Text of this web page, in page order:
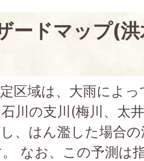
ードマップ(
区域は、大雨によ
川の支川(梅川、太
、はん濫した場合
なお、この予測は